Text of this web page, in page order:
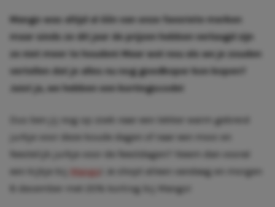
Mango was altijd al één van onze favoriete merken
maar sinds ze dit jaar de prijzen hebben verlaagd zijn
ze niet meer te houden! Maar wat nou als we je zouden
vertellen dat je alles nu nog goedkoper kon kopen?
Juist ja, we hebben een kortingscode!
Dus ben jij nog op zoek naar een lekker warm gebreid
jurkje voor deze koude dagen of naar een mooi en
feestelijk jurkje voor de feestdagen? Neem dan vooral
een kijkje bij
Mango
! Je shopt alleen vandaag en morgen
8 december met 20% korting bij Mango!